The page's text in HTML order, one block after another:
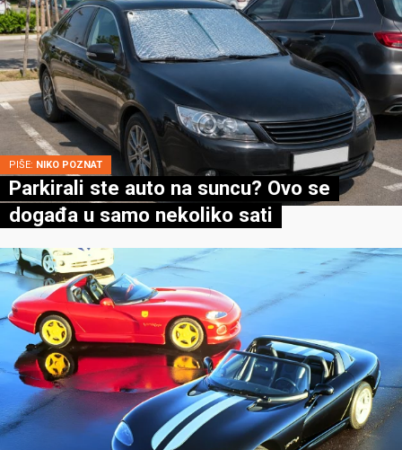
PIŠE: NIKO POZNAT
Parkirali ste auto na suncu? Ovo se
događa u samo nekoliko sati